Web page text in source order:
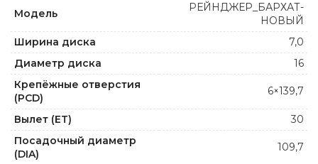
Модель
РЕЙНДЖЕР_БАРХАТ-
НОВЫЙ
Ширина диска
7,0
Диаметр диска
16
Крепёжные отверстия
(PCD)
6×139,7
Вылет (ET)
30
Посадочный диаметр
(DIA)
109,7